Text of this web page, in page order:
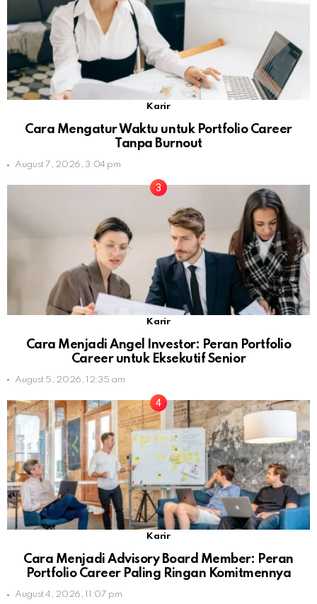
Karir
Cara Mengatur Waktu untuk Portfolio Career
Tanpa Burnout
August 7, 2026, 3:04 pm
Karir
Cara Menjadi Angel Investor: Peran Portfolio
Career untuk Eksekutif Senior
August 5, 2026, 12:35 am
Karir
Cara Menjadi Advisory Board Member: Peran
Portfolio Career Paling Ringan Komitmennya
August 4, 2026, 11:07 pm